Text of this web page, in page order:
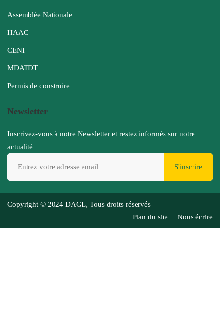
Assemblée Nationale
HAAC
CENI
MDATDT
Permis de construire
Newsletter
Inscrivez-vous à notre Newsletter et restez informés sur notre
actualité
S'inscrire
Copyright © 2024 DAGL, Tous droits réservés
Plan du site
Nous écrire